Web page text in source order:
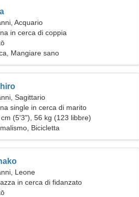
Acquario
in cerca di coppia
Mangiare sano
Sagittario
single in cerca di marito
(5'3"), 56 kg (123 libbre)
Bicicletta
Leone
in cerca di fidanzato